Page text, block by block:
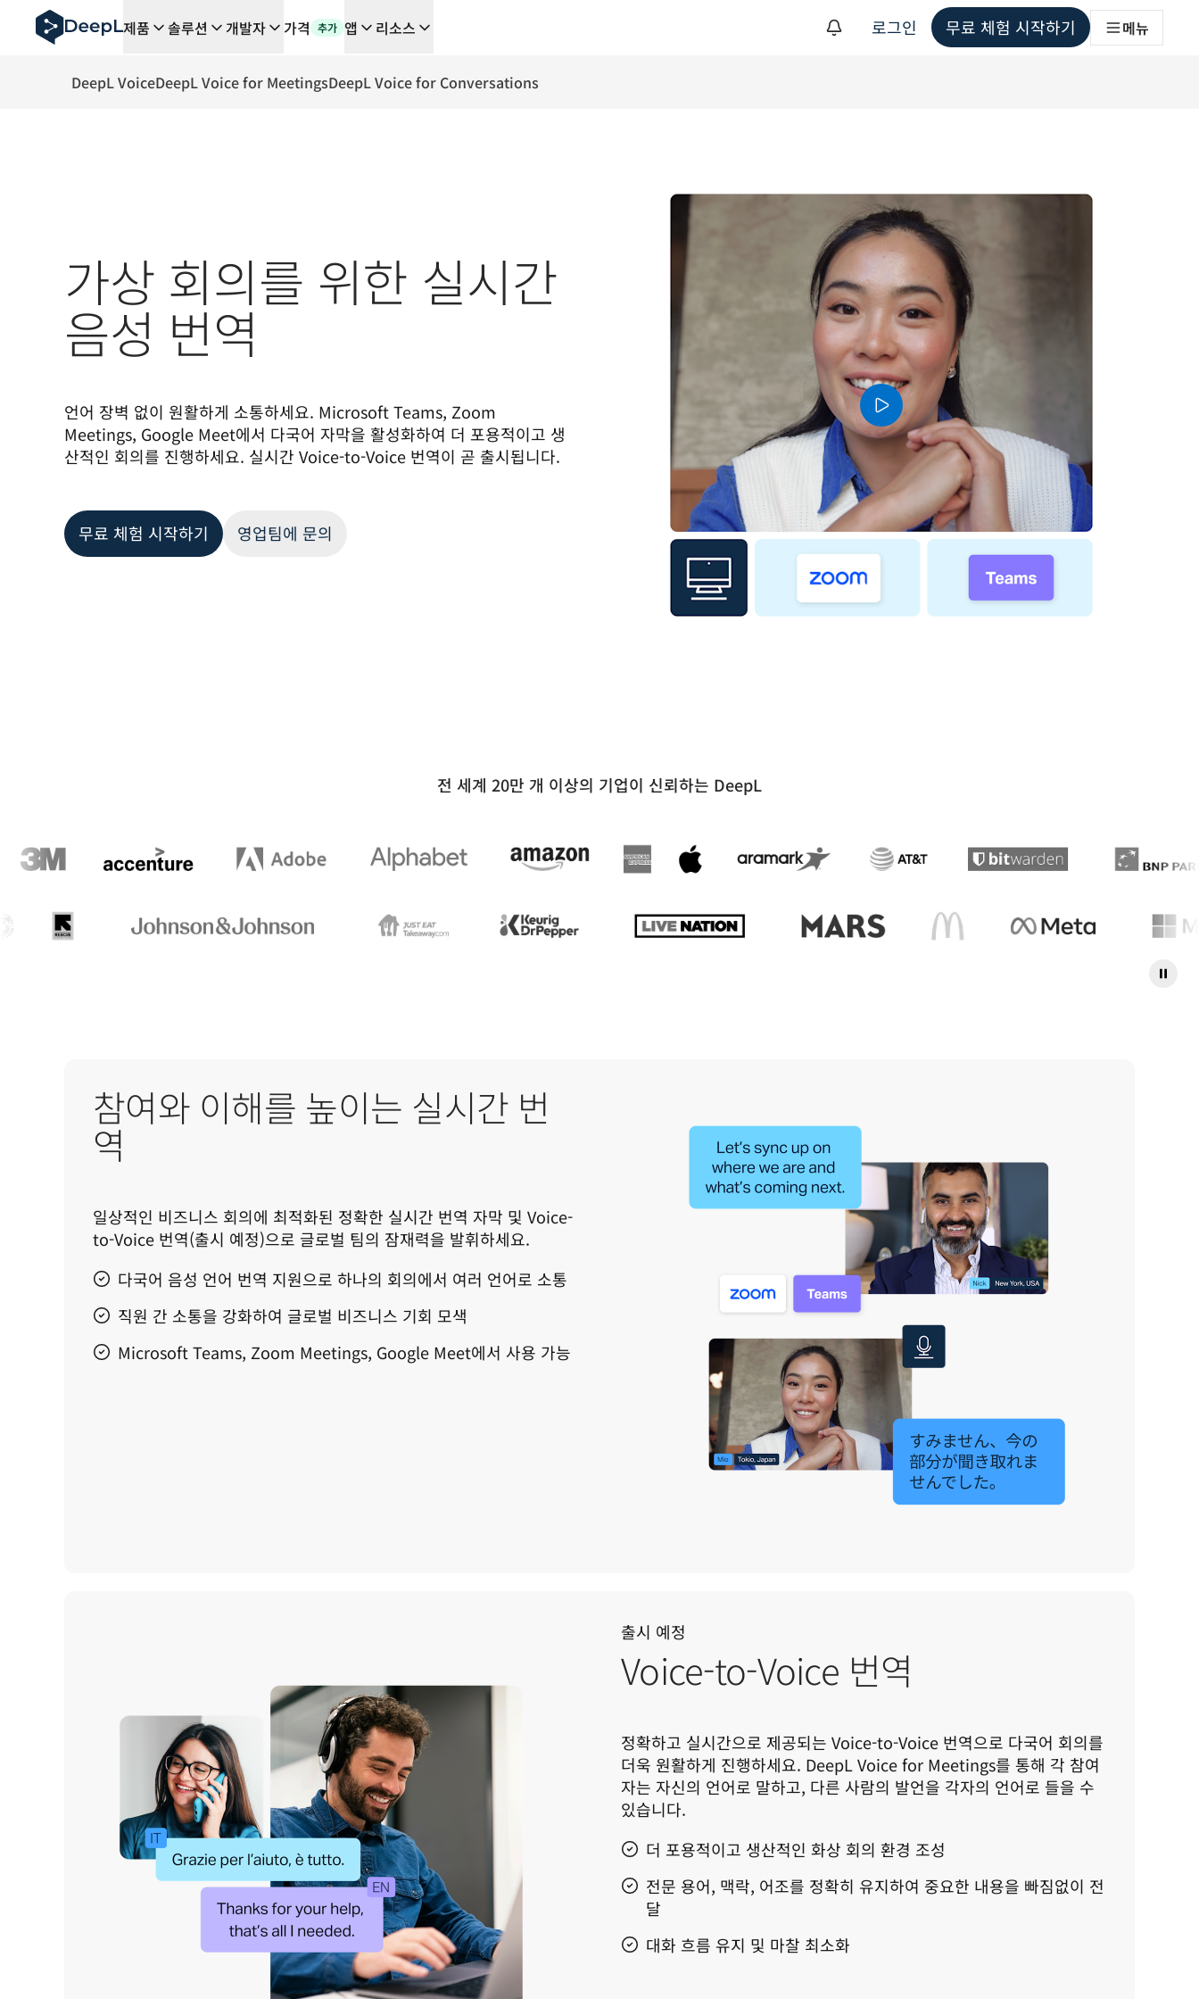
AI 에이전트용 DeepL
DeepL Translation Flow: 주요 사용 사례 및 통합 기능을 위한 새로운 AI 기반 워크플로우
How we brought Swiss German to DeepL
Translation Flow를 만나보세요: 번역 워크플로우를 처음부터 끝까지 자동화하는 현지화 솔루션, 이를 필요로 하는 모든 팀을 위해
제품 솔루션 개발자 가격 추가 앱 리소스 로그인 무료 체험 시작하기 메뉴
DeepL VoiceDeepL Voice for MeetingsDeepL Voice for Conversations
가상 회의를 위한 실시간
음성 번역
언어 장벽 없이 원활하게 소통하세요. Microsoft Teams, Zoom
Meetings, Google Meet에서 다국어 자막을 활성화하여 더 포용적이고 생
산적인 회의를 진행하세요. 실시간 Voice-to-Voice 번역이 곧 출시됩니다.
무료 체험 시작하기 영업팀에 문의
전 세계 20만 개 이상의 기업이 신뢰하는 DeepL
참여와 이해를 높이는 실시간 번
역
일상적인 비즈니스 회의에 최적화된 정확한 실시간 번역 자막 및 Voice-
to-Voice 번역(출시 예정)으로 글로벌 팀의 잠재력을 발휘하세요.
다국어 음성 언어 번역 지원으로 하나의 회의에서 여러 언어로 소통
직원 간 소통을 강화하여 글로벌 비즈니스 기회 모색
Microsoft Teams, Zoom Meetings, Google Meet에서 사용 가능
출시 예정
Voice-to-Voice 번역
정확하고 실시간으로 제공되는 Voice-to-Voice 번역으로 다국어 회의를
더욱 원활하게 진행하세요. DeepL Voice for Meetings를 통해 각 참여
자는 자신의 언어로 말하고, 다른 사람의 발언을 각자의 언어로 들을 수
있습니다.
더 포용적이고 생산적인 화상 회의 환경 조성
전문 용어, 맥락, 어조를 정확히 유지하여 중요한 내용을 빠짐없이 전
달
대화 흐름 유지 및 마찰 최소화